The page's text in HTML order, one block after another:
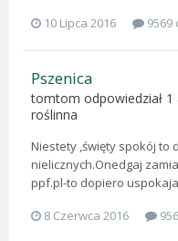
10 Lipca 2016
9569
Pszenica
tomtom odpowiedział 1
roślinna
Niestety ,święty spokój to
nielicznych.Onedgaj
ppf.pl-to dopiero
8 Czerwca 2016